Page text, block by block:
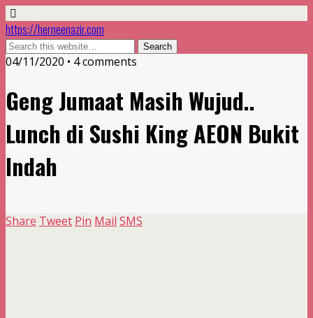
https://herneenazir.com
04/11/2020 • 4 comments
Geng Jumaat Masih Wujud..
Lunch di Sushi King AEON Bukit
Indah
Share Tweet Pin Mail SMS